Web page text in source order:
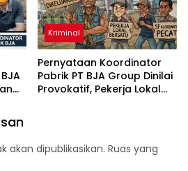
Kriminal
Pernyataan Koordinator
Pabrik PT BJA Group Dinilai
Provokatif, Pekerja Lokal
akan dipublikasikan. Ruas yang